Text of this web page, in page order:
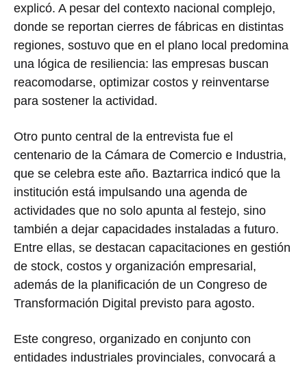
explicó. A pesar del contexto nacional complejo,
donde se reportan cierres de fábricas en distintas
regiones, sostuvo que en el plano local predomina
una lógica de resiliencia: las empresas buscan
reacomodarse, optimizar costos y reinventarse
para sostener la actividad.
Otro punto central de la entrevista fue el
centenario de la Cámara de Comercio e Industria,
que se celebra este año. Baztarrica indicó que la
institución está impulsando una agenda de
actividades que no solo apunta al festejo, sino
también a dejar capacidades instaladas a futuro.
Entre ellas, se destacan capacitaciones en gestión
de stock, costos y organización empresarial,
además de la planificación de un Congreso de
Transformación Digital previsto para agosto.
Este congreso, organizado en conjunto con
entidades industriales provinciales, convocará a